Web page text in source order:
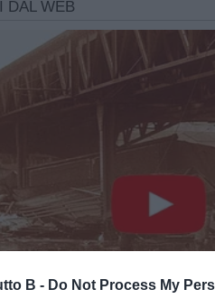
B - Do Not Process My